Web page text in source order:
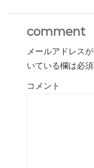
comment
メールアドレス
いている欄は必
コメント